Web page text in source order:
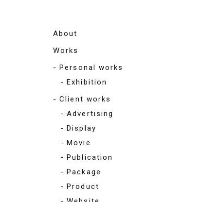
About
Works
Personal works
Exhibition
Client works
Advertising
Display
Movie
Publication
Package
Product